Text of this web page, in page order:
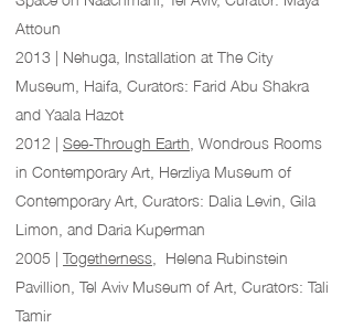
Attoun
2013 | Nehuga, Installation at The City
Museum, Haifa, Curators: Farid Abu Shakra
and Yaala Hazot
2012 |See-Through Earth, Wondrous Rooms
in Contemporary Art, Herzliya Museum of
Contemporary Art, Curators: Dalia Levin, Gila
Limon, and Daria Kuperman
2005 |Togetherness, Helena Rubinstein
Pavillion, Tel Aviv Museum of Art, Curators: Tali
Tamir